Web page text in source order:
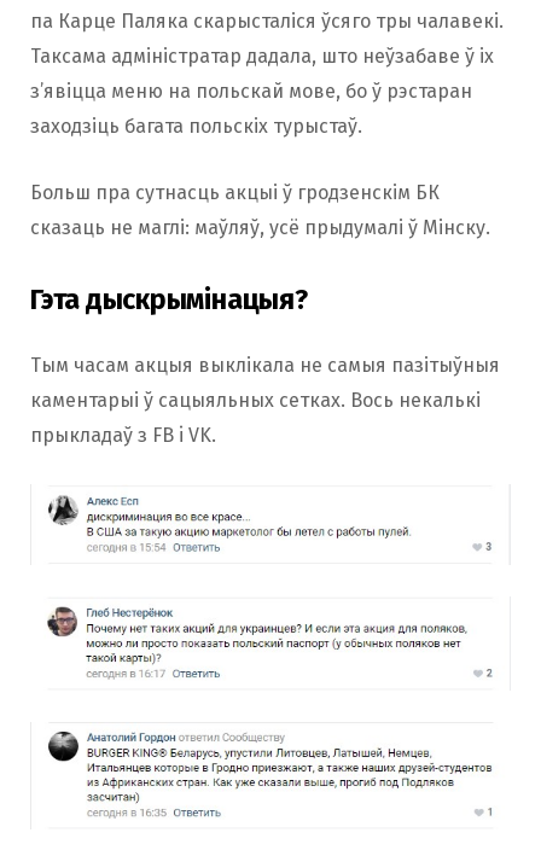
па Карце Паляка скарысталіся ўсяго тры чалавекі.
Таксама адміністратар дадала, што неўзабаве ў іх
з’явіцца меню на польскай мове, бо ў рэстаран
заходзіць багата польскіх турыстаў.
Больш пра сутнасць акцыі ў гродзенскім БК
сказаць не маглі: маўляў, усё прыдумалі ў Мінску.
Гэта дыскрымінацыя?
Тым часам акцыя выклікала не самыя пазітыўныя
каментарыі ў сацыяльных сетках. Вось некалькі
прыкладаў з FB i VK.